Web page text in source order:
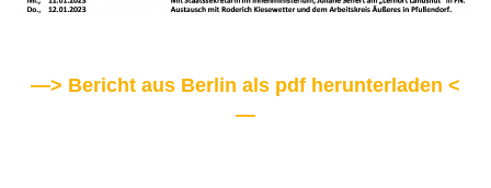
—> Bericht aus Berlin als pdf herunterladen <
—